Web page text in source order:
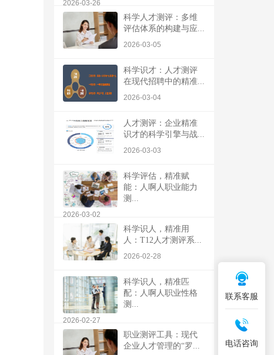
2026-03-26
科学人才测评：多维
评估体系的构建与应...
2026-03-05
科学识才：人才测评
在现代招聘中的精准...
2026-03-04
人才测评：企业精准
识才的科学引擎与战...
2026-03-03
科学评估，精准赋
能：人啊人职业能力
测...
2026-03-02
科学识人，精准用
人：T12人才测评系...
2026-02-28
科学识人，精准匹
配：人啊人职业性格
测...
2026-02-27
职业测评工具：现代
企业人才管理的“罗...
联系客服
电话咨询